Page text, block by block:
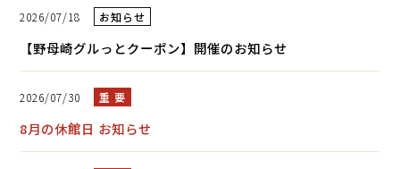
2026/07/18 お知らせ
【野母崎グルっとクーポン】開催のお知らせ
2026/07/30 重 要
8月の休館日 お知らせ